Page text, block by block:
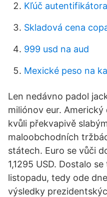
Kľúč
Skladová cena
999 usd na aud
Mexické peso na
Len nedávno padol
miliónov eur.
kvůli překvapivě
maloobchodních
státech. Euro se vůči
1,1295 USD. Dostalo
listopadu, tedy ode
výsledky